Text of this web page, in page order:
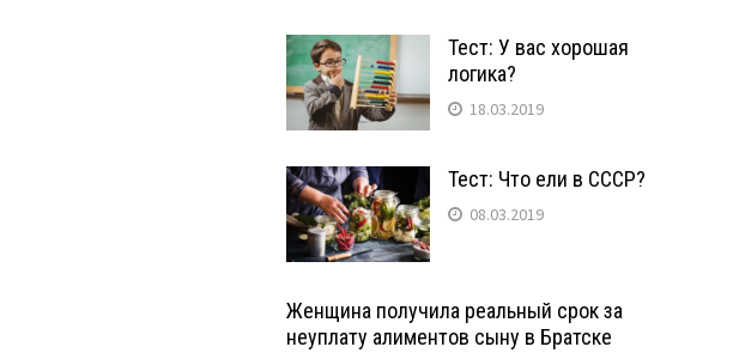
Тест: У вас хорошая
логика?
18.03.2019
Тест: Что ели в СССР?
08.03.2019
Женщина получила реальный срок за
неуплату алиментов сыну в Братске